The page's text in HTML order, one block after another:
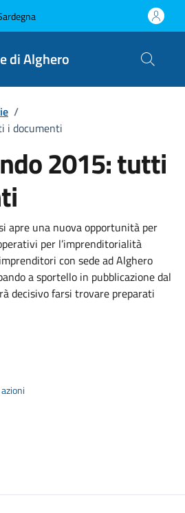
di Alghero
/
i documenti
2015: tutti
notizia
apre una nuova opportunità per
per l’imprenditorialità
con sede ad Alghero
a sportello in pubblicazione dal
decisivo farsi trovare preparati